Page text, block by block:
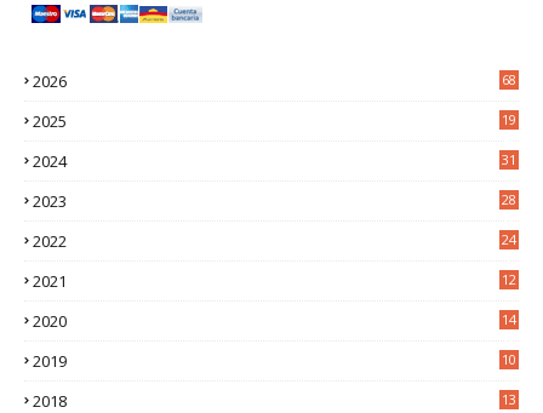
2026 68
2025
19
2024
31
2023
28
2022
24
2021
12
2020
14
2019
10
2018
13